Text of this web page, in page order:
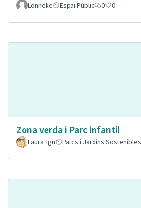
Lonneke
Espai Públic 0 0
Zona verda i Parc infantil
Laura Tgn
Parcs i Jardins Sostenibles